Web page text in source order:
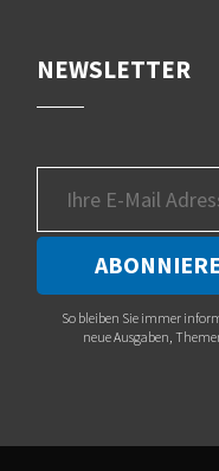
NEWSLETTER
So bleiben Sie immer
neue Ausgaben,